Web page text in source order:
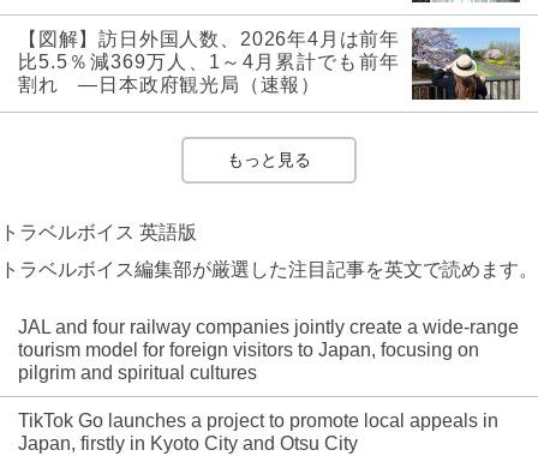
【図解】訪日外国人数、2026年4月は前年
比5.5％減369万人、1～4月累計でも前年
割れ ―日本政府観光局（速報）
もっと見る
トラベルボイス 英語版
トラベルボイス編集部が厳選した注目記事を英文で読めます。
JAL and four railway companies jointly create a wide-range
tourism model for foreign visitors to Japan, focusing on
pilgrim and spiritual cultures
TikTok Go launches a project to promote local appeals in
Japan, firstly in Kyoto City and Otsu City